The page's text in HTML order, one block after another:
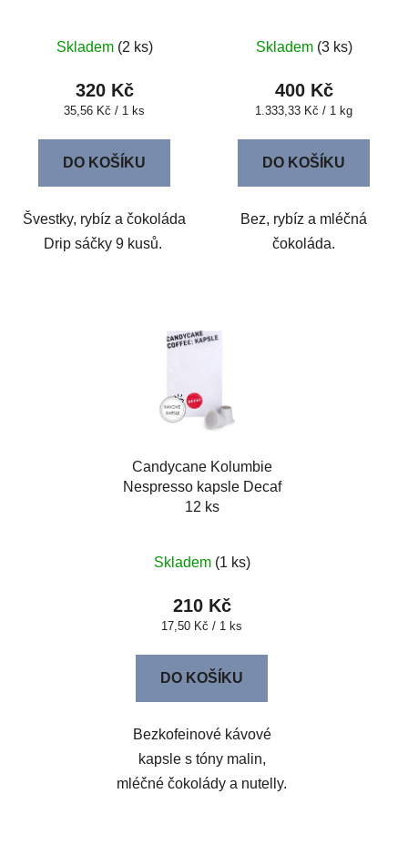
Skladem (2 ks)
320 Kč
Měrná
35,56 Kč / 1 ks
DO KOŠÍKU
Švestky, rybíz a čokoláda
Drip sáčky 9 kusů.
Skladem (3 ks)
400 Kč
Měrná
1.333,33 Kč / 1 kg
DO KOŠÍKU
Bez, rybíz a mléčná
čokoláda.
Candycane Kolumbie
Nespresso kapsle Decaf
12 ks
Skladem (1 ks)
210 Kč
Měrná
17,50 Kč / 1 ks
DO KOŠÍKU
Bezkofeinové kávové
kapsle s tóny malin,
mléčné čokolády a nutelly.